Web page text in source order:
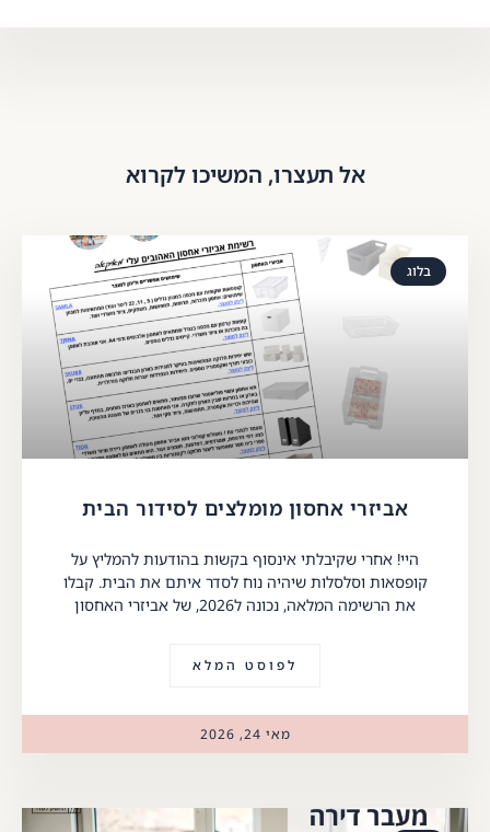
אל תעצרו, המשיכו לקרוא
בלוג
אביזרי אחסון מומלצים לסידור הבית
היי! אחרי שקיבלתי אינסוף בקשות בהודעות להמליץ על
קופסאות וסלסלות שיהיה נוח לסדר איתם את הבית. קבלו
את הרשימה המלאה, נכונה ל2026, של אביזרי האחסון
לפוסט המלא
מאי 24, 2026